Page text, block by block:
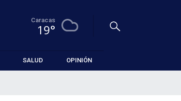
Caracas
19°
SALUD OPINIÓN